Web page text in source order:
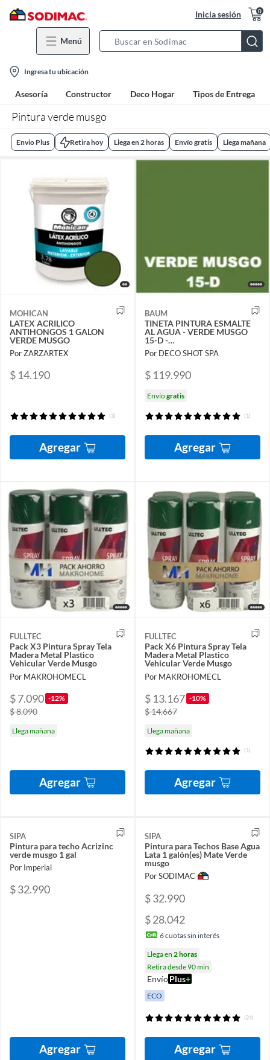
Inicia sesión 0
Menú
Bar
location-
icon
Ingresa tu ubicación
Asesoría Constructor Deco Hogar Tipos de Entrega
Pintura verde musgo
Envio Plus Retira hoy Llega en 2 horas Envío gratis Llega mañana
MOHICAN
LATEX ACRILICO
ANTIHONGOS 1 GALON
VERDE MUSGO
Por ZARZARTEX
$ 14.190
(3)
Agregar
BAUM
TINETA PINTURA ESMALTE
AL AGUA - VERDE MUSGO
15-D -
PINTURASPROFESIONALES
CHILE
Por DECO SHOT SPA
$ 119.990
Envíogratis
(1)
Agregar
FULLTEC
Pack X3 Pintura Spray Tela
Madera Metal Plastico
Vehicular Verde Musgo
Por MAKROHOMECL
$ 7.090 -12%
$ 8.090
Llega mañana
Agregar
FULLTEC
Pack X6 Pintura Spray Tela
Madera Metal Plastico
Vehicular Verde Musgo
Por MAKROHOMECL
$ 13.167 -10%
$ 14.667
Llega mañana
(1)
Agregar
SIPA
Pintura para techo Acrizinc
verde musgo 1 gal
Por Imperial
$ 32.990
Agregar
SIPA
Pintura para Techos Base Agua
Lata 1 galón(es) Mate Verde
musgo
Por SODIMAC
$ 32.990
$ 28.042
6cuotas sin interés
Llega en 2 horas
Retira desde 90 min
EnvíoPlus+
ECO
(24)
Agregar